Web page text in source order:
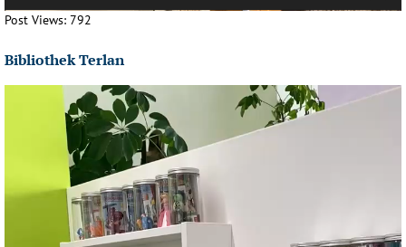
Post Views: 792
Bibliothek Terlan